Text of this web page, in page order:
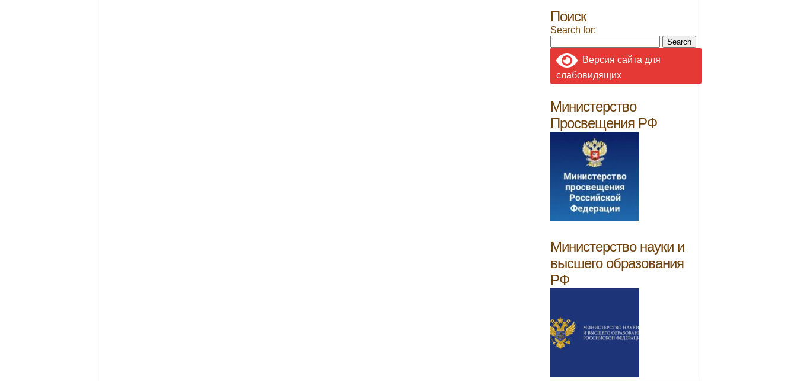
Поиск
Search for:
Версия сайта для
слабовидящих
Министерство
Просвещения РФ
Министерство науки и
высшего образования
РФ